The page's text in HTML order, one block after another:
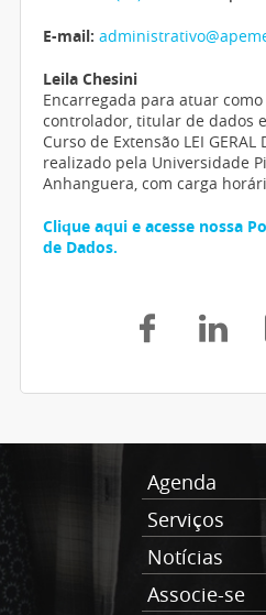
E-mail:
Leila Chesini
Encarregada para atuar
controlador, titular de dados e
Curso de Extensão LEI GERAL
realizado pela Universidade
Anhanguera, com carga
Clique aqui e acesse nossa
de Dados.
Agenda
Serviços
Notícias
Associe-se